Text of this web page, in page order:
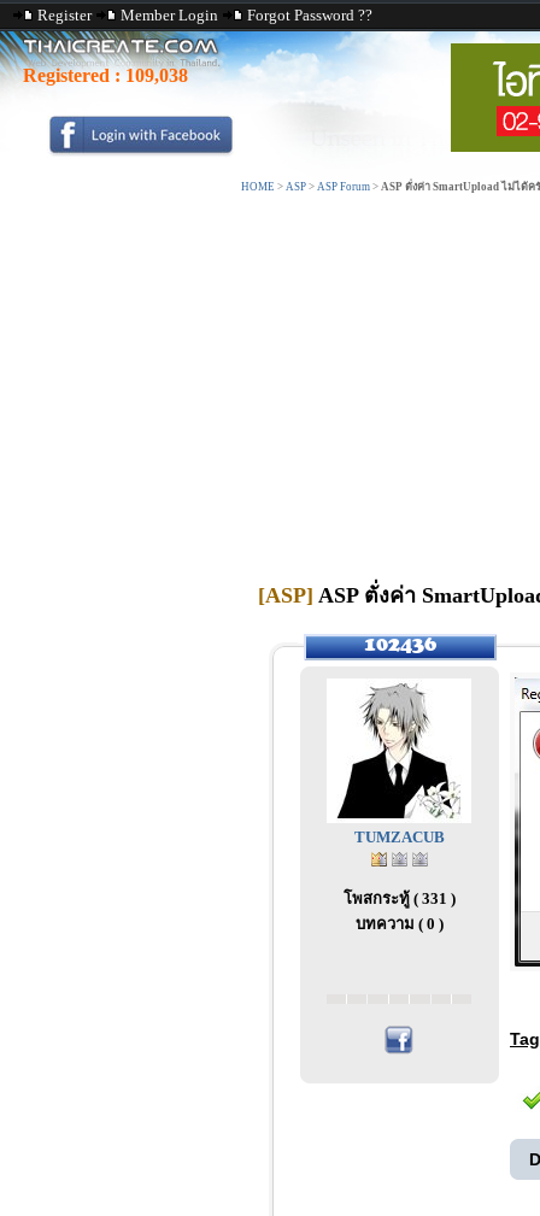
Register Member Login Forgot Password ??
Registered : 109,038
HOME > ASP > ASP Forum > ASP ตั่งค่า SmartUpload ไม่ได้ค
[ASP] ASP ตั่งค่า
TUMZACUB
โพสกระทู้ ( 331 )
บทความ ( 0 )
Tag